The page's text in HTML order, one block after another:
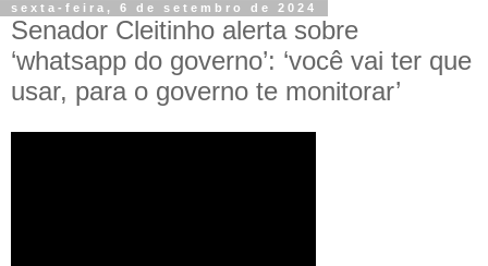
sexta-feira, 6 de setembro de 2024
Senador Cleitinho alerta sobre
‘whatsapp do governo’: ‘você vai ter que
usar, para o governo te monitorar’